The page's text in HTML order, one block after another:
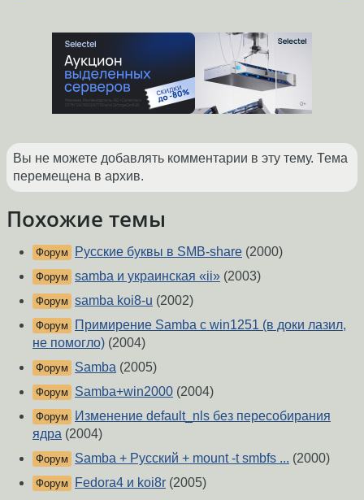
Вы не можете добавлять комментарии в эту тему. Тема
перемещена в архив.
Похожие темы
Форум Русские буквы в SMB-share (2000)
Форум samba и украинская «ii» (2003)
Форум samba koi8-u (2002)
Форум
Примирение Samba с win1251 (в доки лазил,
не помогло) (2004)
Форум Samba (2005)
Форум Samba+win2000 (2004)
Форум
Изменение default_nls без пересобирания
ядра (2004)
Форум Samba + Русский + mount -t smbfs ... (2000)
Форум Fedora4 и koi8r (2005)